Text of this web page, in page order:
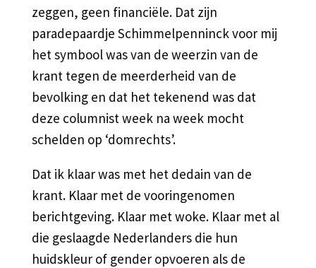
zeggen, geen financiële. Dat zijn
paradepaardje Schimmelpenninck voor mij
het symbool was van de weerzin van de
krant tegen de meerderheid van de
bevolking en dat het tekenend was dat
deze columnist week na week mocht
schelden op ‘domrechts’.
Dat ik klaar was met het dedain van de
krant. Klaar met de vooringenomen
berichtgeving. Klaar met woke. Klaar met al
die geslaagde Nederlanders die hun
huidskleur of gender opvoeren als de